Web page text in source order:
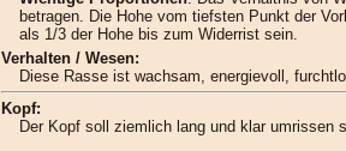
betragen. Die Hohe vom tiefsten Punkt der
als 1/3 der Hohe bis zum Widerrist sein.
Verhalten / Wesen:
Diese Rasse ist wachsam, energievoll,
Kopf:
Der Kopf soll ziemlich lang und klar umrissen